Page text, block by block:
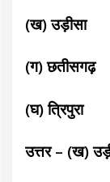
(ख) उड़ीसा
(ग) छतीसगढ़
(घ) त्रिपुरा
उत्तर – (ख)